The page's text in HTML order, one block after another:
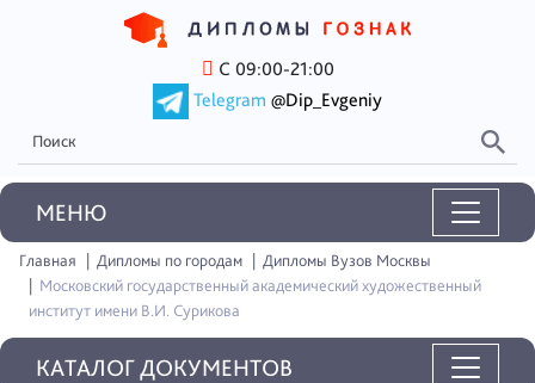
С 09:00-21:00
Telegram @Dip_Evgeniy
MEНЮ
Главная Дипломы по городам
Дипломы Вузов Москвы
Московский государственный академический художественный
институт имени В.И. Сурикова
КАТАЛОГ ДОКУМЕНТОВ